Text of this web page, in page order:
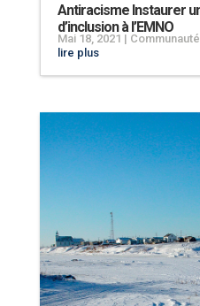
Antiracisme Instaurer
d’inclusion à l’EMNO
Mai 18, 2021 | Communauté
lire plus